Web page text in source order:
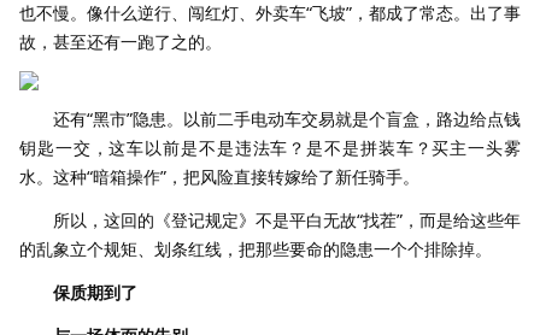
也不慢。像什么逆行、闯红灯、外卖车“飞坡”，都成了常态。出了事
故，甚至还有一跑了之的。
还有“黑市”隐患。以前二手电动车交易就是个盲盒，路边给点钱
钥匙一交，这车以前是不是违法车？是不是拼装车？买主一头雾
水。这种“暗箱操作”，把风险直接转嫁给了新任骑手。
所以，这回的《登记规定》不是平白无故“找茬”，而是给这些年
的乱象立个规矩、划条红线，把那些要命的隐患一个个排除掉。
保质期到了